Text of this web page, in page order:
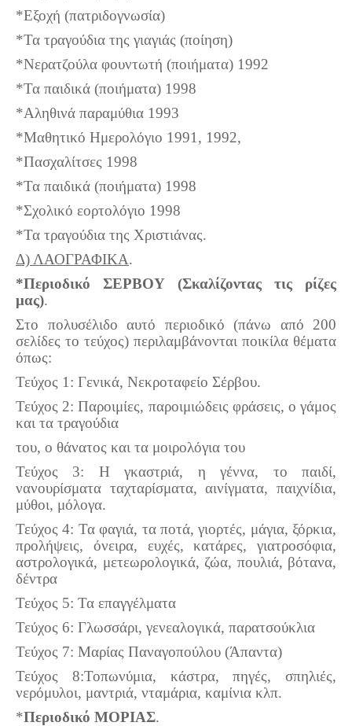
*Εξοχή (πατριδογνωσία)
*Τα τραγούδια της γιαγιάς (ποίηση)
*Νερατζούλα φουντωτή (ποιήματα) 1992
*Τα παιδικά (ποιήματα) 1998
*Αληθινά παραμύθια 1993
*Μαθητικό Ημερολόγιο 1991, 1992,
*Πασχαλίτσες 1998
*Τα παιδικά (ποιήματα) 1998
*Σχολικό εορτολόγιο 1998
*Τα τραγούδια της Χριστιάνας.
Δ) ΛΑΟΓΡΑΦΙΚΑ.
*Περιοδικό ΣΕΡΒΟΥ (Σκαλίζοντας τις ρίζες
μας).
Στο πολυσέλιδο αυτό περιοδικό (πάνω από 200
σελίδες το τεύχος) περιλαμβάνονται ποικίλα θέματα
όπως:
Τεύχος 1: Γενικά, Νεκροταφείο Σέρβου.
Τεύχος 2: Παροιμίες, παροιμιώδεις φράσεις, ο γάμος
και τα τραγούδια
του, ο θάνατος και τα μοιρολόγια του
Τεύχος 3: Η γκαστριά, η γέννα, το παιδί,
νανουρίσματα ταχταρίσματα, αινίγματα, παιχνίδια,
μύθοι, μόλογα.
Τεύχος 4: Τα φαγιά, τα ποτά, γιορτές, μάγια, ξόρκια,
προλήψεις, όνειρα, ευχές, κατάρες, γιατροσόφια,
αστρολογικά, μετεωρολογικά, ζώα, πουλιά, βότανα,
δέντρα
Τεύχος 5: Τα επαγγέλματα
Τεύχος 6: Γλωσσάρι, γενεαλογικά, παρατσούκλια
Τεύχος 7: Μαρίας Παναγοπούλου (Άπαντα)
Τεύχος 8:Τοπωνύμια, κάστρα, πηγές, σπηλιές,
νερόμυλοι, μαντριά, νταμάρια, καμίνια κλπ.
*Περιοδικό ΜΟΡΙΑΣ.